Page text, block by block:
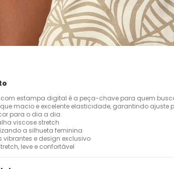
com estampa digital é a peça-chave para quem
macio e excelente elasticidade, garantindo ajuste
para o dia a dia.
viscose stretch
a silhueta feminina
vibrantes e design exclusivo
leve e confortável